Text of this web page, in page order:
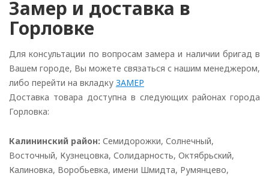
Замер и доставка в
Горловке
Для консультации по вопросам замера и наличии бригад в
Вашем городе, Вы можете связаться с нашим менеджером,
либо перейти на вкладку ЗАМЕР
Доставка товара доступна в следующих районах города
Горловка:
Калининский район: Семидорожки, Солнечный,
Восточный, Кузнецовка, Солидарность, Октябрьский,
Калиновка, Воробьевка, имени Шмидта, Румянцево,